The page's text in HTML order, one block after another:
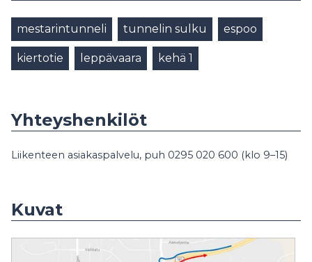
mestarintunneli tunnelin sulku espoo
kiertotie leppävaara kehä 1
Yhteyshenkilöt
Liikenteen asiakaspalvelu, puh 0295 020 600 (klo 9–15)
Kuvat